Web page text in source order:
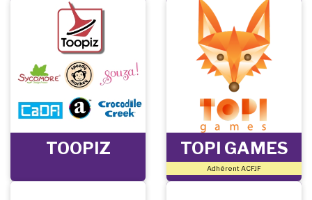
TOOPIZ TOPI GAMES
Adhérent ACFJF